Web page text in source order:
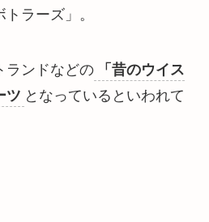
ラーズ」。
ランドなどの
「昔のウイス
ツ となっているといわれて